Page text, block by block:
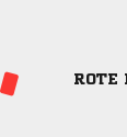
ROTE